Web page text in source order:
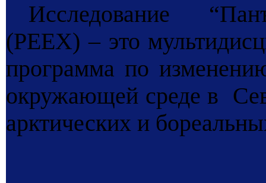
Исследование
(PEEX) – это
программа по
окружающей среде в
арктических и